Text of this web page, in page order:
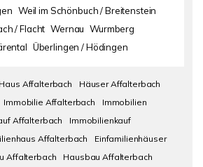
Weil im Schönbuch / Breitenstein
/ Flacht Wernau Wurmberg
Überlingen / Hödingen
Haus Affalterbach
Häuser Affalterbach
Immobilie Affalterbach
Immobilien
Affalterbach
Immobilienkauf
Affalterbach
Einfamilienhäuser
Affalterbach Hausbau Affalterbach